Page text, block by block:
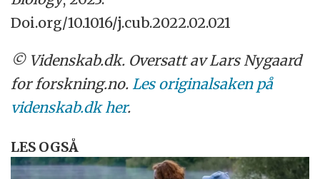
Doi.org/10.1016/j.cub.2022.02.021
© Videnskab.dk. Oversatt av Lars Nygaard
for forskning.no. Les originalsaken på
videnskab.dk her.
LES OGSÅ